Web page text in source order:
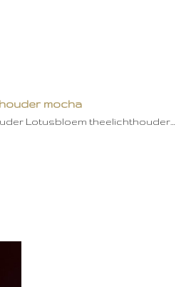
mocha
Lotusbloem theelichthouder…